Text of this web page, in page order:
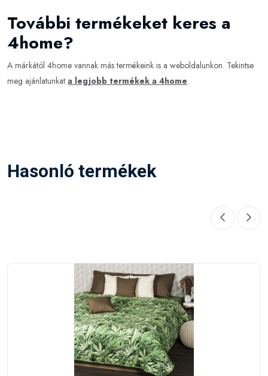
További termékeket keres a
4home?
A márkától 4home vannak más termékeink is a weboldalunkon. Tekintse
meg ajánlatunkat a legjobb termékek a 4home.
Hasonló termékek